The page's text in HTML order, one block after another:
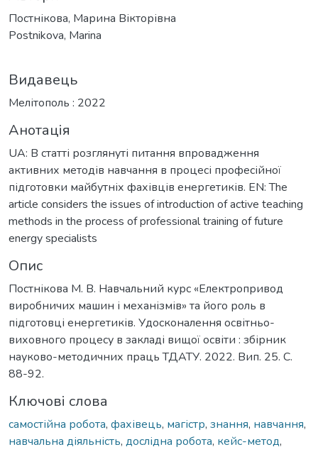
Постнікова, Марина Вікторівна
Postnikova, Marina
Видавець
Мелітополь : 2022
Анотація
UA: В статті розглянуті питання впровадження
активних методів навчання в процесі професійної
підготовки майбутніх фахівців енергетиків. EN: The
article considers the issues of introduction of active teaching
methods in the process of professional training of future
energy specialists
Опис
Постнікова М. В. Навчальний курс «Електропривод
виробничих машин і механізмів» та його роль в
підготовці енергетиків. Удосконалення освітньо-
виховного процесу в закладі вищої освіти : збірник
науково-методичних праць ТДАТУ. 2022. Вип. 25. С.
88-92.
Ключові слова
самостійна робота, фахівець, магістр, знання, навчання,
навчальна діяльність, дослідна робота, кейс-метод,